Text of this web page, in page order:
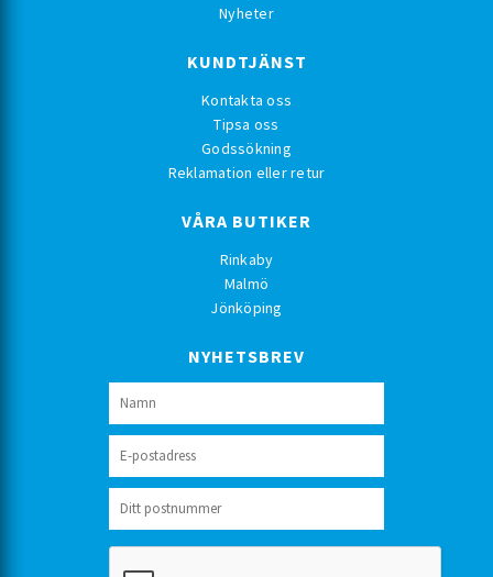
Nyheter
KUNDTJÄNST
Kontakta oss
Tipsa oss
Godssökning
Reklamation eller retur
VÅRA BUTIKER
Rinkaby
Malmö
Jönköping
NYHETSBREV